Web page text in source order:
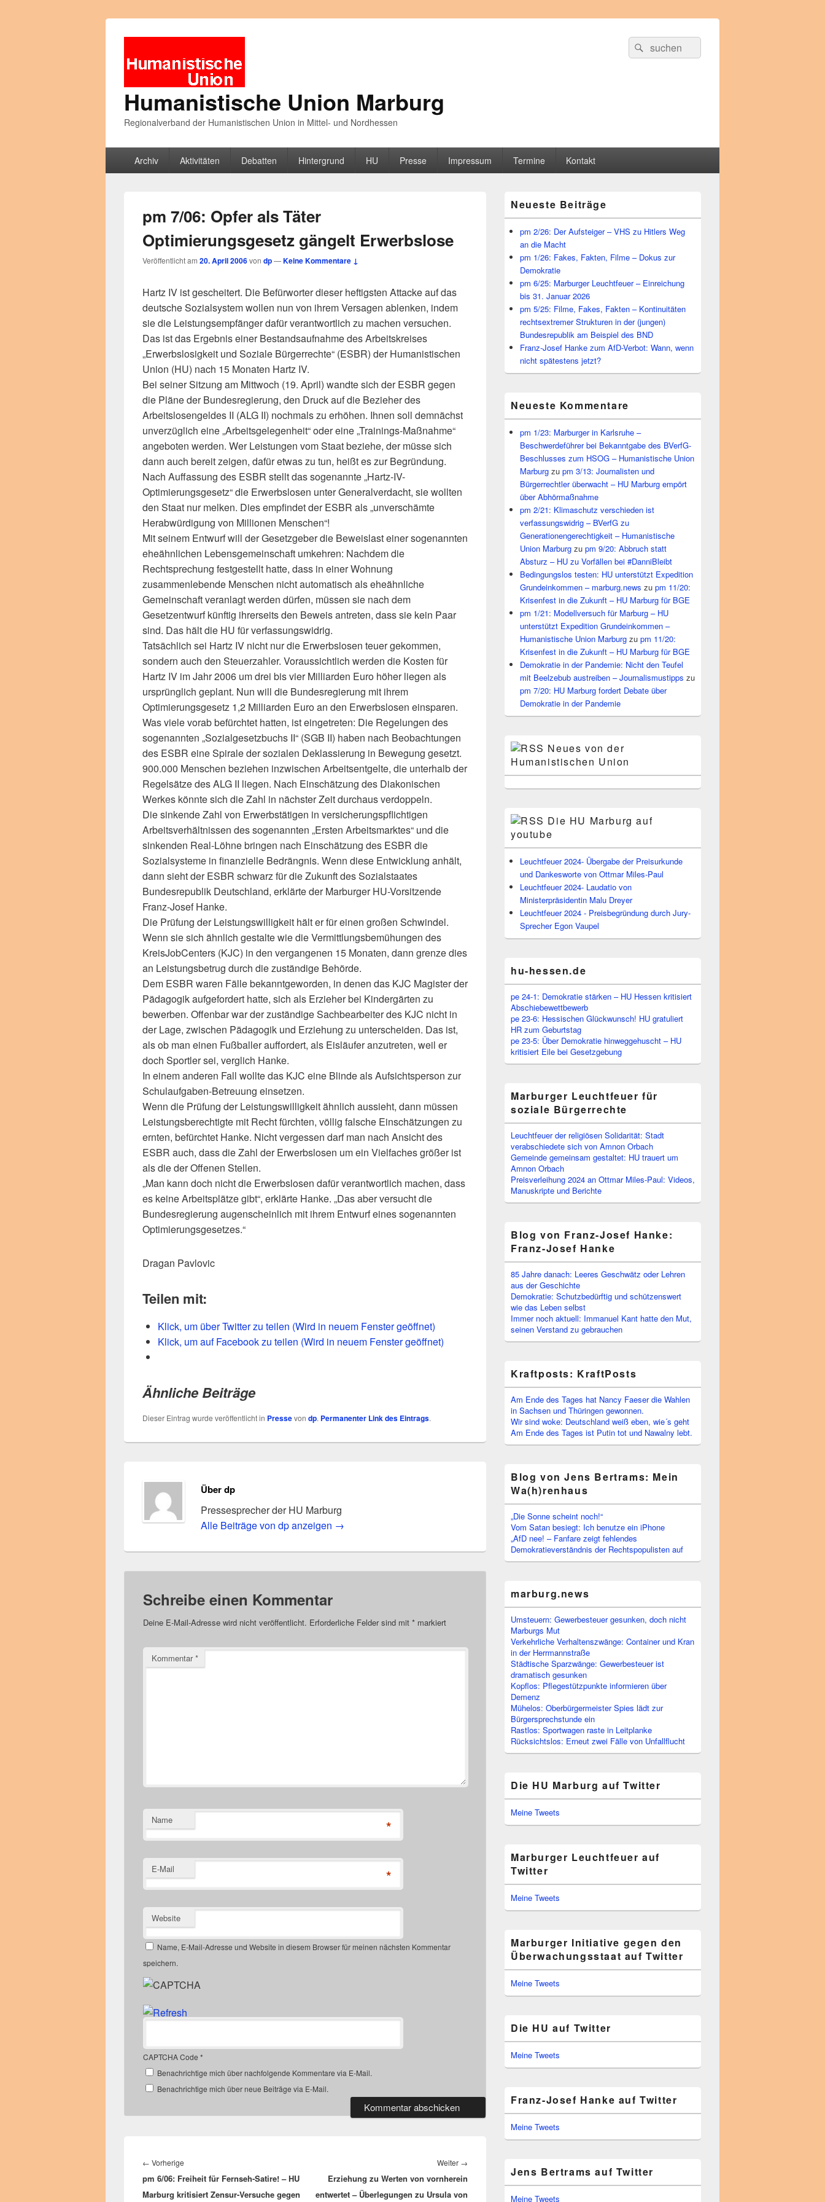
Humanistische Union Marburg
Regionalverband der Humanistischen Union in Mittel- und Nordhessen
Suche
nach:
Suchen
Archiv Aktivitäten Debatten Hintergrund HU Presse Impressum Termine Kontakt
pm 7/06: Opfer als Täter
Optimierungsgesetz gängelt Erwerbslose
Veröffentlicht am 20. April 2006von dp—Keine Kommentare ↓
Hartz IV ist gescheitert. Die Befürworter dieser heftigsten Attacke auf das
deutsche Sozialsystem wollen nun von ihrem Versagen ablenken, indem
sie die Leistungsempfänger dafür verantwortlich zu machen versuchen.
Das ist das Ergebnis einer Bestandsaufnahme des Arbeitskreises
„Erwerbslosigkeit und Soziale Bürgerrechte“ (ESBR) der Humanistischen
Union (HU) nach 15 Monaten Hartz IV.
Bei seiner Sitzung am Mittwoch (19. April) wandte sich der ESBR gegen
die Pläne der Bundesregierung, den Druck auf die Bezieher des
Arbeitslosengeldes II (ALG II) nochmals zu erhöhen. Ihnen soll demnächst
unverzüglich eine „Arbeitsgelegenheit“ oder eine „Trainings-Maßnahme“
angeboten werden. Wer Leistungen vom Staat beziehe, der müsse sich
dann auch bereit zeigen, dafür etwas zu tun, heißt es zur Begründung.
Nach Auffassung des ESBR stellt das sogenannte „Hartz-IV-
Optimierungsgesetz“ die Erwerbslosen unter Generalverdacht, sie wollten
den Staat nur melken. Dies empfindet der ESBR als „unverschämte
Herabwürdigung von Millionen Menschen“!
Mit seinem Entwurf will der Gesetzgeber die Beweislast einer sogenannten
eheähnlichen Lebensgemeinschaft umkehren: Nachdem die
Rechtsprechung festgestellt hatte, dass in einer Wohnung
zusammenlebende Menschen nicht automatisch als eheähnliche
Gemeinschaft veranlagt werden dürfen, müssen sie nach dem
Gesetzentwurf künftig ihrerseits den Beweis antreten, dass sie kein Paar
sind. Das hält die HU für verfassungswidrig.
Tatsächlich sei Hartz IV nicht nur die Erwerbslosen teuer gekommen,
sondern auch den Steuerzahler. Voraussichtlich werden die Kosten für
Hartz IV im Jahr 2006 um drei bis vier Milliarden Euro höher liegen als
ursprünglich geplant. Nun will die Bundesregierung mit ihrem
Optimierungsgesetz 1,2 Milliarden Euro an den Erwerbslosen einsparen.
Was viele vorab befürchtet hatten, ist eingetreten: Die Regelungen des
sogenannten „Sozialgesetzbuchs II“ (SGB II) haben nach Beobachtungen
des ESBR eine Spirale der sozialen Deklassierung in Bewegung gesetzt.
900.000 Menschen beziehen inzwischen Arbeitsentgelte, die unterhalb der
Regelsätze des ALG II liegen. Nach Einschätzung des Diakonischen
Werkes könnte sich die Zahl in nächster Zeit durchaus verdoppeln.
Die sinkende Zahl von Erwerbstätigen in versicherungspflichtigen
Arbeitsverhältnissen des sogenannten „Ersten Arbeitsmarktes“ und die
sinkenden Real-Löhne bringen nach Einschätzung des ESBR die
Sozialsysteme in finanzielle Bedrängnis. Wenn diese Entwicklung anhält,
dann sieht der ESBR schwarz für die Zukunft des Sozialstaates
Bundesrepublik Deutschland, erklärte der Marburger HU-Vorsitzende
Franz-Josef Hanke.
Die Prüfung der Leistungswilligkeit hält er für einen großen Schwindel.
Wenn sie sich ähnlich gestalte wie die Vermittlungsbemühungen des
KreisJobCenters (KJC) in den vergangenen 15 Monaten, dann grenze dies
an Leistungsbetrug durch die zuständige Behörde.
Dem ESBR waren Fälle bekanntgeworden, in denen das KJC Magister der
Pädagogik aufgefordert hatte, sich als Erzieher bei Kindergärten zu
bewerben. Offenbar war der zuständige Sachbearbeiter des KJC nicht in
der Lage, zwischen Pädagogik und Erziehung zu unterscheiden. Das ist,
als ob man einen Fußballer auffordert, als Eisläufer anzutreten, weil er
doch Sportler sei, verglich Hanke.
In einem anderen Fall wollte das KJC eine Blinde als Aufsichtsperson zur
Schulaufgaben-Betreuung einsetzen.
Wenn die Prüfung der Leistungswilligkeit ähnlich aussieht, dann müssen
Leistungsberechtigte mit Recht fürchten, völlig falsche Einschätzungen zu
ernten, befürchtet Hanke. Nicht vergessen darf man nach Ansicht des
ESBR auch, dass die Zahl der Erwerbslosen um ein Vielfaches größer ist
als die der Offenen Stellen.
„Man kann doch nicht die Erwerbslosen dafür verantwortlich machen, dass
es keine Arbeitsplätze gibt“, erklärte Hanke. „Das aber versucht die
Bundesregierung augenscheinlich mit ihrem Entwurf eines sogenannten
Optimierungsgesetzes.“
Dragan Pavlovic
Teilen mit:
Klick, um über Twitter zu teilen (Wird in neuem Fenster geöffnet)
Klick, um auf Facebook zu teilen (Wird in neuem Fenster geöffnet)
Ähnliche Beiträge
Dieser Eintrag wurde veröffentlicht in Pressevon dp. Permanenter Link des Eintrags.
Über dp
Pressesprecher der HU Marburg
Alle Beiträge von dp anzeigen →
Schreibe einen Kommentar
Deine E-Mail-Adresse wird nicht veröffentlicht. Erforderliche Felder sind mit * markiert
Kommentar*
Name *
E-Mail *
Website
Name, E-Mail-Adresse und Website in diesem Browser für meinen nächsten Kommentar
speichern.
CAPTCHA Code *
Benachrichtige mich über nachfolgende Kommentare via E-Mail.
Benachrichtige mich über neue Beiträge via E-Mail.
← Vorherige
Beitrag:
pm 6/06: Freiheit für Fernseh-Satire! – HU
Marburg kritisiert Zensur-Versuche gegen
Weiter →
Erziehung zu Werten von vornherein
entwertet – Überlegungen zu Ursula von
Seitenleisten
Widget-
Bereich
Neueste Beiträge
pm 2/26: Der Aufsteiger – VHS zu Hitlers Weg
an die Macht
pm 1/26: Fakes, Fakten, Filme – Dokus zur
Demokratie
pm 6/25: Marburger Leuchtfeuer – Einreichung
bis 31. Januar 2026
pm 5/25: Filme, Fakes, Fakten – Kontinuitäten
rechtsextremer Strukturen in der (jungen)
Bundesrepublik am Beispiel des BND
Franz-Josef Hanke zum AfD-Verbot: Wann, wenn
nicht spätestens jetzt?
Neueste Kommentare
pm 1/23: Marburger in Karlsruhe –
Beschwerdeführer bei Bekanntgabe des BVerfG-
Beschlusses zum HSOG – Humanistische Union
Marburg zu pm 3/13: Journalisten und
Bürgerrechtler überwacht – HU Marburg empört
über Abhörmaßnahme
pm 2/21: Klimaschutz verschieden ist
verfassungswidrig – BVerfG zu
Generationengerechtigkeit – Humanistische
Union Marburg zu pm 9/20: Abbruch statt
Absturz – HU zu Vorfällen bei #DanniBleibt
Bedingungslos testen: HU unterstützt Expedition
Grundeinkommen – marburg.news zu pm 11/20:
Krisenfest in die Zukunft – HU Marburg für BGE
pm 1/21: Modellversuch für Marburg – HU
unterstützt Expedition Grundeinkommen –
Humanistische Union Marburg zu pm 11/20:
Krisenfest in die Zukunft – HU Marburg für BGE
Demokratie in der Pandemie: Nicht den Teufel
mit Beelzebub austreiben – Journalismustipps zu
pm 7/20: HU Marburg fordert Debate über
Demokratie in der Pandemie
Neues von der
Humanistischen Union
Die HU Marburg auf
youtube
Leuchtfeuer 2024- Übergabe der Preisurkunde
und Dankesworte von Ottmar Miles-Paul
Leuchtfeuer 2024- Laudatio von
Ministerpräsidentin Malu Dreyer
Leuchtfeuer 2024 - Preisbegründung durch Jury-
Sprecher Egon Vaupel
hu-hessen.de
pe 24-1: Demokratie stärken – HU Hessen kritisiert
Abschiebewettbewerb
pe 23-6: Hessischen Glückwunsch! HU gratuliert
HR zum Geburtstag
pe 23-5: Über Demokratie hinweggehuscht – HU
kritisiert Eile bei Gesetzgebung
Marburger Leuchtfeuer für
soziale Bürgerrechte
Leuchtfeuer der religiösen Solidarität: Stadt
verabschiedete sich von Amnon Orbach
Gemeinde gemeinsam gestaltet: HU trauert um
Amnon Orbach
Preisverleihung 2024 an Ottmar Miles-Paul: Videos,
Manuskripte und Berichte
Blog von Franz-Josef Hanke:
Franz-Josef Hanke
85 Jahre danach: Leeres Geschwätz oder Lehren
aus der Geschichte
Demokratie: Schutzbedürftig und schützenswert
wie das Leben selbst
Immer noch aktuell: Immanuel Kant hatte den Mut,
seinen Verstand zu gebrauchen
Kraftposts: KraftPosts
Am Ende des Tages hat Nancy Faeser die Wahlen
in Sachsen und Thüringen gewonnen.
Wir sind woke: Deutschland weiß eben, wie´s geht
Am Ende des Tages ist Putin tot und Nawalny lebt.
Blog von Jens Bertrams: Mein
Wa(h)renhaus
„Die Sonne scheint noch!“
Vom Satan besiegt: Ich benutze ein iPhone
„AfD nee! – Fanfare zeigt fehlendes
Demokratieverständnis der Rechtspopulisten auf
marburg.news
Umsteuern: Gewerbesteuer gesunken, doch nicht
Marburgs Mut
Verkehrliche Verhaltenszwänge: Container und Kran
in der Herrmannstraße
Städtische Sparzwänge: Gewerbesteuer ist
dramatisch gesunken
Kopflos: Pflegestützpunkte informieren über
Demenz
Mühelos: Oberbürgermeister Spies lädt zur
Bürgersprechstunde ein
Rastlos: Sportwagen raste in Leitplanke
Rücksichtslos: Erneut zwei Fälle von Unfallflucht
Die HU Marburg auf Twitter
Meine Tweets
Marburger Leuchtfeuer auf
Twitter
Meine Tweets
Marburger Initiative gegen den
Überwachungsstaat auf Twitter
Meine Tweets
Die HU auf Twitter
Meine Tweets
Franz-Josef Hanke auf Twitter
Meine Tweets
Jens Bertrams auf Twitter
Meine Tweets